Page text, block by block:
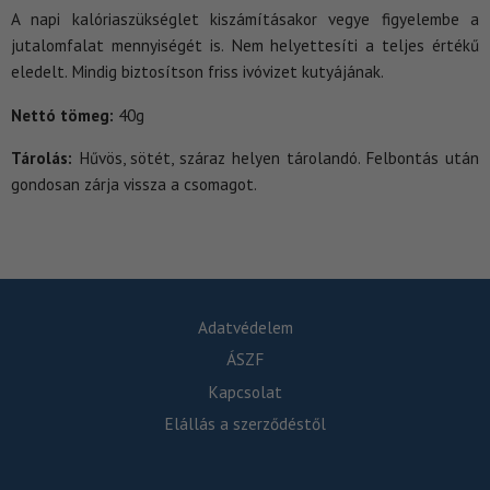
A napi kalóriaszükséglet kiszámításakor vegye figyelembe a
jutalomfalat mennyiségét is. Nem helyettesíti a teljes értékű
eledelt. Mindig biztosítson friss ivóvizet kutyájának.
Nettó tömeg: 40g
Tárolás: Hűvös, sötét, száraz helyen tárolandó. Felbontás után
gondosan zárja vissza a csomagot.
Adatvédelem
ÁSZF
Kapcsolat
Elállás a szerződéstől